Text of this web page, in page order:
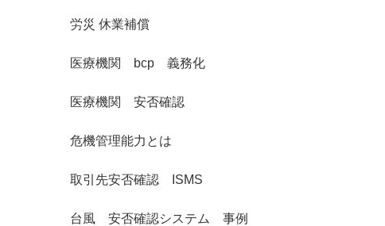
労災 休業補償
医療機関 bcp 義務化
医療機関 安否確認
危機管理能力とは
取引先安否確認 ISMS
台風 安否確認システム 事例